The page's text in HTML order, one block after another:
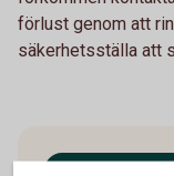
förlust genom att
säkerhetsställa att